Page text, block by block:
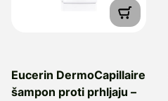
Eucerin DermoCapillaire
šampon proti prhljaju –